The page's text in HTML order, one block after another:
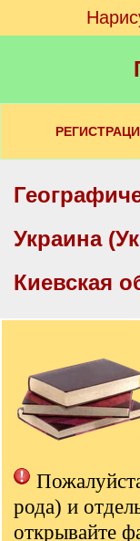
Украина
Киевская
рода) и
открывайте